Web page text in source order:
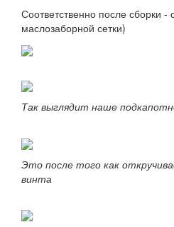
Соответственно после сборки -
маслозаборной сетки)
Так выглядит наше
Это после того как
винта